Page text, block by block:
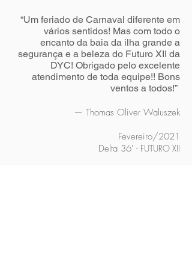
“Um feriado de Carnaval diferente em
vários sentidos! Mas com todo o
encanto da baia da ilha grande a
segurança e a beleza do Futuro XII da
DYC! Obrigado pelo excelente
atendimento de toda equipe!! Bons
ventos a todos!”
— Thomas Oliver Waluszek
Fevereiro/2021
Delta 36' - FUTURO XII